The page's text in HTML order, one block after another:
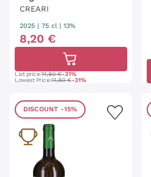
CREARI
2025 75 cl | 13%
8,20 €
List price:11,80 €-31%
Lowest Price:11,80 €-31%
DISCOUNT -15%